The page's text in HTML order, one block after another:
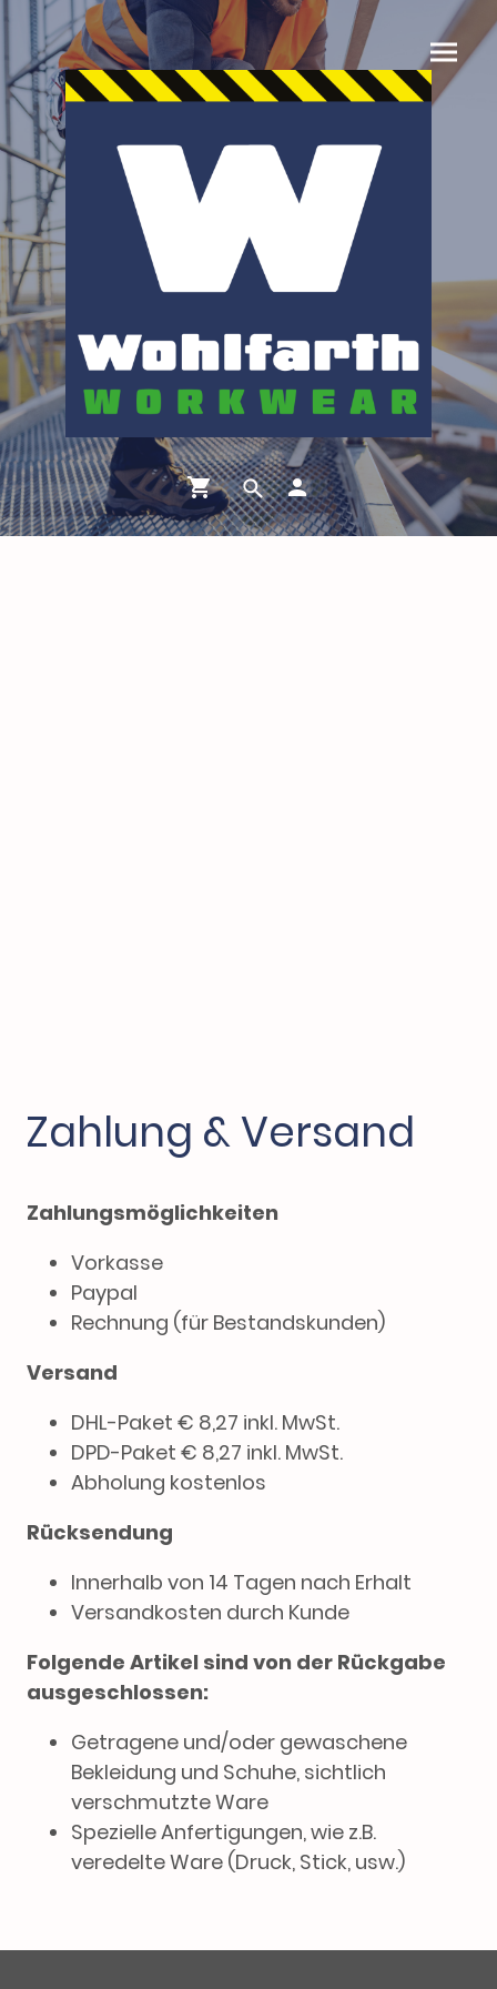
Zahlung & Versand
Zahlungsmöglichkeiten
Vorkasse
Paypal
Rechnung (für Bestandskunden)
Versand
DHL-Paket € 8,27 inkl. MwSt.
DPD-Paket € 8,27 inkl. MwSt.
Abholung kostenlos
Rücksendung
Innerhalb von 14 Tagen nach Erhalt
Versandkosten durch Kunde
Folgende Artikel sind von der Rückgabe
ausgeschlossen:
Getragene und/oder gewaschene
Bekleidung und Schuhe, sichtlich
verschmutzte Ware
Spezielle Anfertigungen, wie z.B.
veredelte Ware (Druck, Stick, usw.)